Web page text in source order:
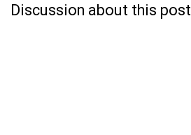
Discussion about this post